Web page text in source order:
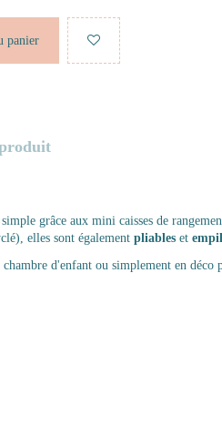
panier
grâce aux mini caisses de
elles sont également pliables et
d'enfant ou simplement en déco